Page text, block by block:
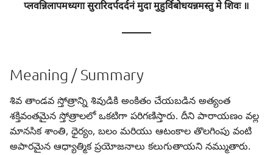
प्लवन्निलापमध्यगा सुरारिदर्पदर्दनं मुदा मुहुर्विबोधयन्नमस्तु मे शिवः ॥
———
Meaning / Summary
శివ తాండవ స్తోత్రాన్ని శివుడికి అంకితం చేయబడిన అత్యంత
శక్తివంతమైన స్తోత్రాలలో ఒకటిగా పరిగణిస్తారు. దీని పారాయణం వల్ల
మానసిక శాంతి, ధైర్యం, బలం మరియు ఆటంకాల తొలగింపు వంటి
అపారమైన ఆధ్యాత్మిక ప్రయోజనాలు కలుగుతాయని నమ్ముతారు.